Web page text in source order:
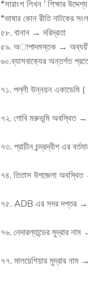
*সারাংশ লিখন ' শিক্ষার
*ভাষার কোন রীতি নাটকের
৫৮. বানান → দরিদ্রতা
৫৯. অাপাদমস্তক →
৬০.ব্যাসবাক্যের অন্তর্গত
৭১. পল্লী উন্নয়ন
৭২. গোবি মরুভূমি অবস্থিত →
৭৩. প্রাচীন চন্দ্রদ্বীপ এর
৭৪. তিতাস উপজেলা
৭৫. ADB এর সদর দপ্তর →
৭৬. নেদারল্যান্ডের মুদ্রার
৭৭. মালয়েশিয়ার মুদ্রার নাম